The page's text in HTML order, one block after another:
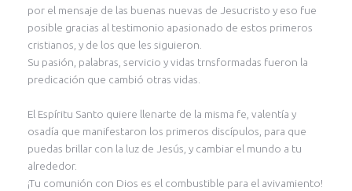
por el mensaje de las buenas nuevas de Jesucristo y eso fue
posible gracias al testimonio apasionado de estos primeros
cristianos, y de los que les siguieron.
Su pasión, palabras, servicio y vidas trnsformadas fueron la
predicación que cambió otras vidas.
El Espíritu Santo quiere llenarte de la misma fe, valentía y
osadía que manifestaron los primeros discípulos, para que
puedas brillar con la luz de Jesús, y cambiar el mundo a tu
alrededor.
¡Tu comunión con Dios es el combustible para el avivamiento!